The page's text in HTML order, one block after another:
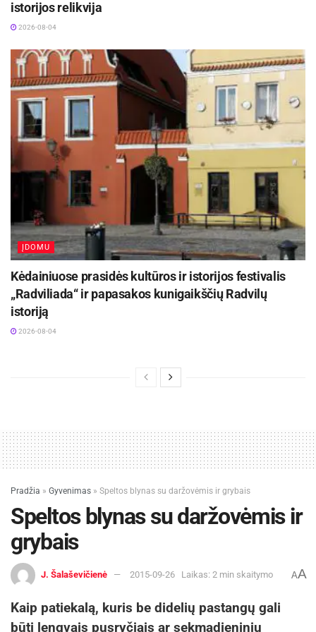
maitinimo įstaigų paslaugų populiarumas ar
vis daugiau žmonių nori namuose gaminti tuos
produktus, kurių gamyba supaprastėjo atsiradus
naujiems buities prietaisams ar jų funkcijoms.“
A. Pesliako teigimu, buitinės technikos
gamintojai nuolatos tobulina virtuvės įrangą ir
pasiūlo naujas funkcijas, leidžiančias pačiam
žmogui pasigaminti daugelį patiekalų ir gėrimų:
nuo makaronų lakštinių ar ledų iki sluoksniuotos
lattekavos.
istorijos relikvija
2026-08-04
ĮDOMU
Kėdainiuose prasidės kultūros ir istorijos festivalis
„Radviliada“ ir papasakos kunigaikščių Radvilų
istoriją
2026-08-04
Pradžia » Gyvenimas » Speltos blynas su daržovėmis ir grybais
Speltos blynas su daržovėmis ir
grybais
J. Šalaševičienė 2015-09-26 Laikas: 2 min skaitymo AA
Kaip patiekalą, kuris be didelių pastangų gali
būti lengvais pusryčiais ar sekmadieniniu